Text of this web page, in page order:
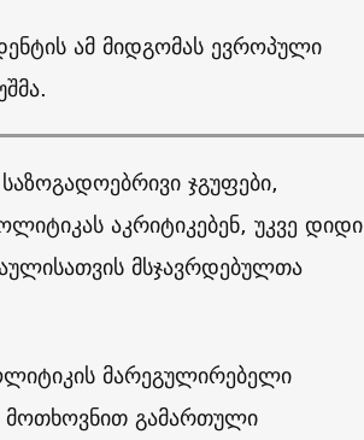
ამ მიდგომას ევროპული
ჯგუფები,
აკრიტიკებენ, უკვე დიდი
მსჯავრდებულთა
მარეგულირებელი
გამართული